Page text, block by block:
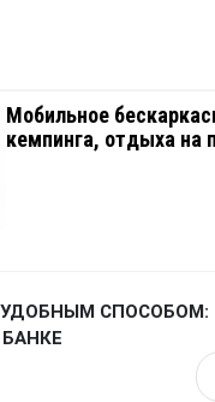
Мобильное
кемпинга, отдыха на
СПОСОБОМ: